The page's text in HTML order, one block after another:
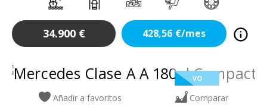
34.900 € 428,56 €/mes
VO
Añadir a favoritos Comparar